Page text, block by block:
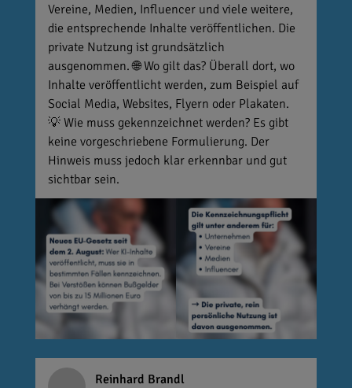
Vereine, Medien, Influencer und viele weitere,
die entsprechende Inhalte veröffentlichen. Die
private Nutzung ist grundsätzlich
ausgenommen. 🌐 Wo gilt das? Überall dort, wo
Inhalte veröffentlicht werden, zum Beispiel auf
Social Media, Websites, Flyern oder Plakaten.
💡 Wie muss gekennzeichnet werden? Es gibt
keine vorgeschriebene Formulierung. Der
Hinweis muss jedoch klar erkennbar und gut
sichtbar sein.
Reinhard Brandl